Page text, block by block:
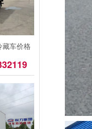
藏车价格